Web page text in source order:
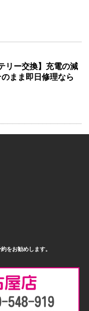
リー交換】充電の減
まま即日修理なら
をお勧めします。